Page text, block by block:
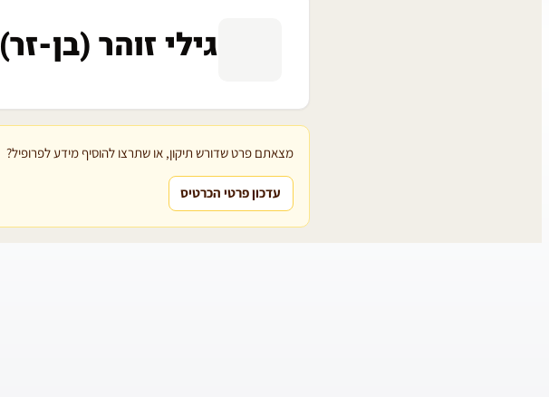
גילי זוהר (בן-זר)
מצאתם פרט שדורש תיקון, או שתרצו להוסיף מידע לפרופיל?
עדכון פרטי הכרטיס